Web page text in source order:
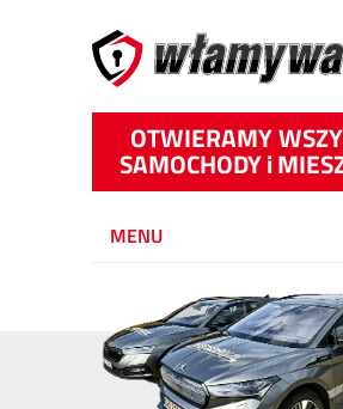
OTWIERAMY
SAMOCHODYi
MENU